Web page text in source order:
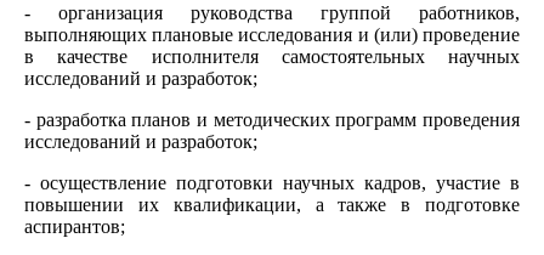
- организация руководства группой работников,
выполняющих плановые исследования и (или) проведение
в качестве исполнителя самостоятельных научных
исследований и разработок;
- разработка планов и методических программ проведения
исследований и разработок;
- осуществление подготовки научных кадров, участие в
повышении их квалификации, а также в подготовке
аспирантов;